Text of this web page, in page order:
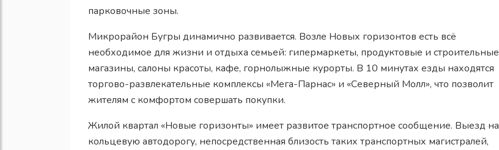
парковочные зоны.
Микрорайон Бугры динамично развивается. Возле Новых горизонтов есть всё
необходимое для жизни и отдыха семьей: гипермаркеты, продуктовые и строительные
магазины, салоны красоты, кафе, горнолыжные курорты. В 10 минутах езды находятся
торгово-развлекательные комплексы «Мега-Парнас» и «Северный Молл», что позволит
жителям с комфортом совершать покупки.
Жилой квартал «Новые горизонты» имеет развитое транспортное сообщение. Выезд на
кольцевую автодорогу, непосредственная близость таких транспортных магистралей,